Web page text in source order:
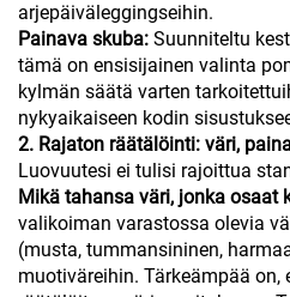
arjepäiväleggingseihin.
Painava skuba: Suunniteltu
tämä on ensisijainen valinta
kylmän säätä varten
nykyaikaiseen kodin
2. Rajaton räätälöinti: väri,
Luovuutesi ei tulisi rajoittua
Mikä tahansa väri, jonka osaat
valikoiman varastossa olevia
(musta, tummansininen,
muotiväreihin. Tärkeämpää on,